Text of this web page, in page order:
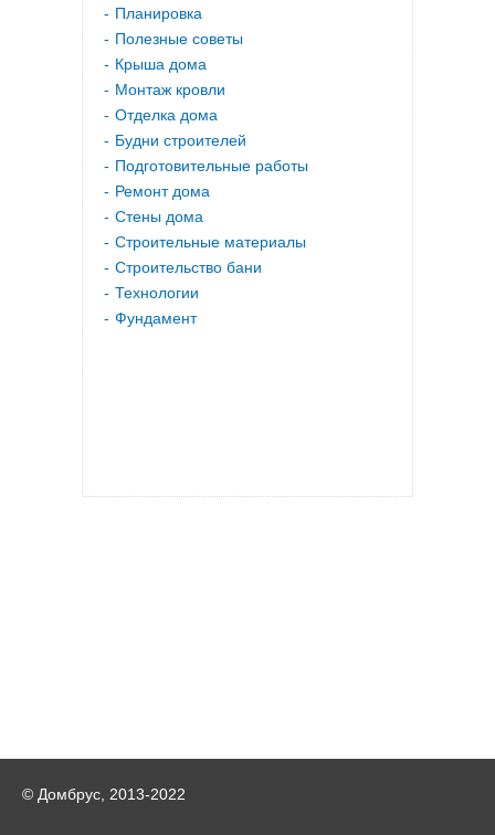
Планировка
Полезные советы
Крыша дома
Монтаж кровли
Отделка дома
Будни строителей
Подготовительные работы
Ремонт дома
Стены дома
Строительные материалы
Строительство бани
Технологии
Фундамент
© Домбрус, 2013-2022